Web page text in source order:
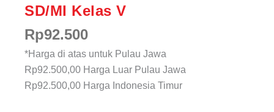
SD/MI Kelas V
Rp92.500
*Harga di atas untuk Pulau Jawa
Rp92.500,00 Harga Luar Pulau Jawa
Rp92.500,00 Harga Indonesia Timur